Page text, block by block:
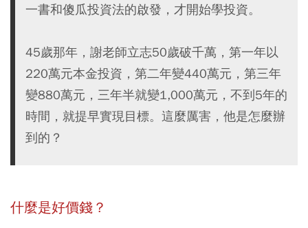
一書和傻瓜投資法的啟發，才開始學投資。
45歲那年，謝老師立志50歲破千萬，第一年以
220萬元本金投資，第二年變440萬元，第三年
變880萬元，三年半就變1,000萬元，不到5年的
時間，就提早實現目標。這麼厲害，他是怎麼辦
到的？
什麼是好價錢？